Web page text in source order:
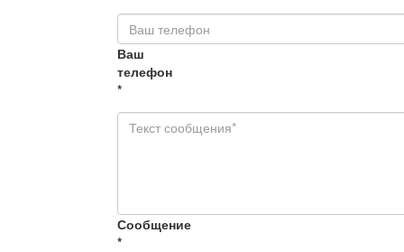
Ваш
телефон
*
Сообщение
*